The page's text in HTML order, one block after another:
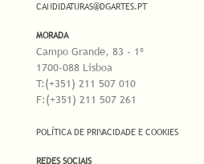
CANDIDATURAS@DGARTES.PT
MORADA
Campo Grande, 83 - 1º
1700-088 Lisboa
T:(+351) 211 507 010
F:(+351) 211 507 261
POLÍTICA DE PRIVACIDADE E COOKIES
REDES SOCIAIS